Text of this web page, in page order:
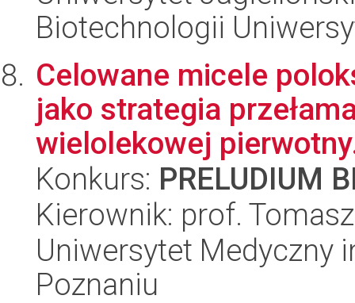
Biotechnologii
Celowane micele
jako strategia
wielolekowej
Konkurs: PRELUDIUM
Kierownik: prof.
Uniwersytet Medyczny
Poznaniu